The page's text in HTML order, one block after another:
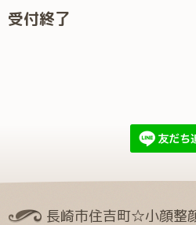
受付終了
長崎市住吉町☆小顔整